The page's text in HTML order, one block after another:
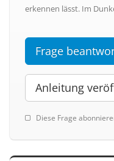
erkennen lässt. Im
Frage
Anleitung
Diese Frage